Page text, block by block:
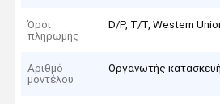
Όροι
πληρωμής
D/P, T/T, Western
Αριθμό
μοντέλου
Οργανωτής